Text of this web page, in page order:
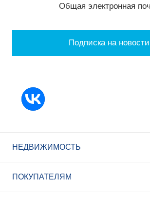
Общая электронная
Подписка на новости
НЕДВИЖИМОСТЬ
ПОКУПАТЕЛЯМ